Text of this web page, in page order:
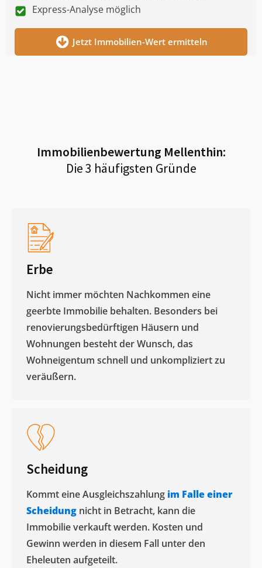
Express-Analyse möglich
Jetzt Immobilien-Wert ermitteln
Immobilienbewertung Mellenthin:
Die 3 häufigsten Gründe
Erbe
Nicht immer möchten Nachkommen eine
geerbte Immobilie behalten. Besonders bei
renovierungsbedürftigen Häusern und
Wohnungen besteht der Wunsch, das
Wohneigentum schnell und unkompliziert zu
veräußern. ​
Scheidung
Kommt eine Ausgleichszahlung im Falle einer
Scheidung nicht in Betracht, kann die
Immobilie verkauft werden. Kosten und
Gewinn werden in diesem Fall unter den
Eheleuten aufgeteilt.​